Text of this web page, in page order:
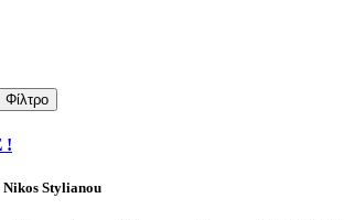
Φίλτρο
!
Nikos Stylianou